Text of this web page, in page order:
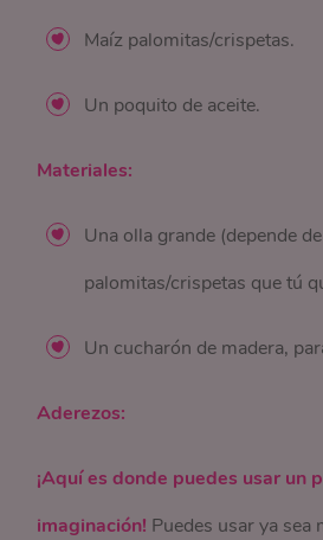
Maíz palomitas/crispetas.
Un poquito de aceite.
Materiales:
Una olla grande (depende
palomitas/crispetas que tú
Un cucharón de madera,
Aderezos:
¡Aquí es donde puedes usar un
imaginación! Puedes usar ya sea